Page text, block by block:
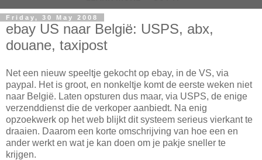
Friday, 30 May 2008
ebay US naar België: USPS, abx,
douane, taxipost
Net een nieuw speeltje gekocht op ebay, in de VS, via
paypal. Het is groot, en nonkeltje komt de eerste weken niet
naar België. Laten opsturen dus maar, via USPS, de enige
verzenddienst die de verkoper aanbiedt. Na enig
opzoekwerk op het web blijkt dit systeem serieus vierkant te
draaien. Daarom een korte omschrijving van hoe een en
ander werkt en wat je kan doen om je pakje sneller te
krijgen.